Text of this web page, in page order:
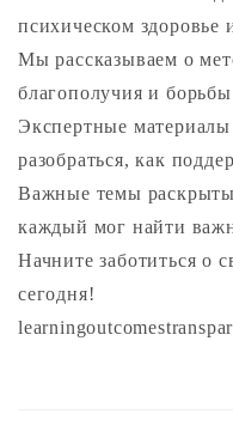
психическом здоровье
Мы рассказываем о
благополучия и борьбы
Экспертные
разобраться, как
Важные темы
каждый мог найти
Начните заботиться о
сегодня!